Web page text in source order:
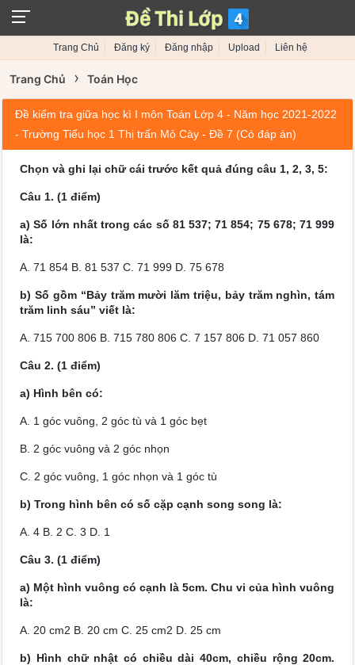
Trang Chủ Đăng ký Đăng nhập Upload Liên hệ
Trang Chủ › Toán Học
Đề kiểm tra giữa học kì I môn Toán Lớp 4 - Năm học 2021-2022
- Trường Tiểu học 1 Thị trấn Mỏ Cày - Đề 7 (Có đáp án)
Chọn và ghi lại chữ cái trước kết quả đúng câu 1, 2, 3, 5:
Câu 1. (1 điểm)
a) Số lớn nhất trong các số 81 537; 71 854; 75 678; 71 999
là:
A. 71 854 B. 81 537 C. 71 999 D. 75 678
b) Số gồm “Bảy trăm mười lăm triệu, bảy trăm nghìn, tám
trăm linh sáu” viết là:
A. 715 700 806 B. 715 780 806 C. 7 157 806 D. 71 057 860
Câu 2. (1 điểm)
a) Hình bên có:
A. 1 góc vuông, 2 góc tù và 1 góc bẹt
B. 2 góc vuông và 2 góc nhọn
C. 2 góc vuông, 1 góc nhọn và 1 góc tù
b) Trong hình bên có số cặp cạnh song song là:
A. 4 B. 2 C. 3 D. 1
Câu 3. (1 điểm)
a) Một hình vuông có cạnh là 5cm. Chu vi của hình vuông
là:
A. 20 cm2 B. 20 cm C. 25 cm2 D. 25 cm
b) Hình chữ nhật có chiều dài 40cm, chiều rộng 20cm.